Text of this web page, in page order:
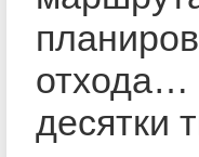
отхода…
десятки